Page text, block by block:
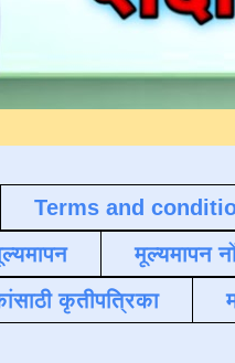
Terms and
मूल्यमापन
कृतीपत्रिका